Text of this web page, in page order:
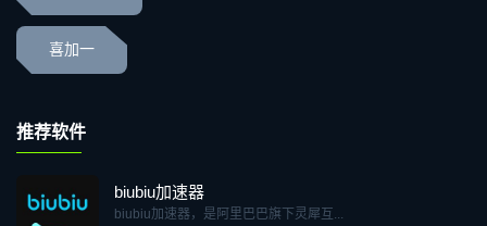
喜加一
推荐软件
biubiu加速器
biubiu加速器，是阿里巴巴旗下灵犀互...